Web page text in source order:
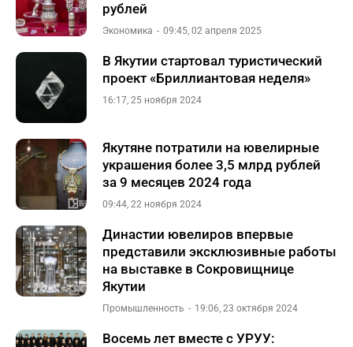
рублей
Экономика 09:45, 02 апреля 2025
В Якутии стартовал туристический
проект «Бриллиантовая неделя»
16:17, 25 ноября 2024
Якутяне потратили на ювелирные
украшения более 3,5 млрд рублей
за 9 месяцев 2024 года
09:44, 22 ноября 2024
Династии ювелиров впервые
представили эксклюзивные работы
на выставке в Сокровищнице
Якутии
Промышленность 19:06, 23 октября 2024
Восемь лет вместе с УРУУ: